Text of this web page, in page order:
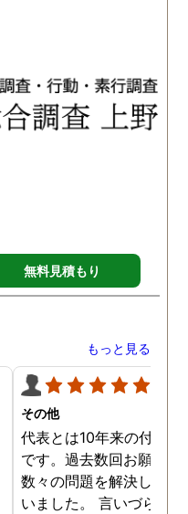
無料見積もり
もっと見る
その他
代表とは10年来の付き合
です。過去数回お願いし
数々の問題を解決しても
いました。 言いづらい